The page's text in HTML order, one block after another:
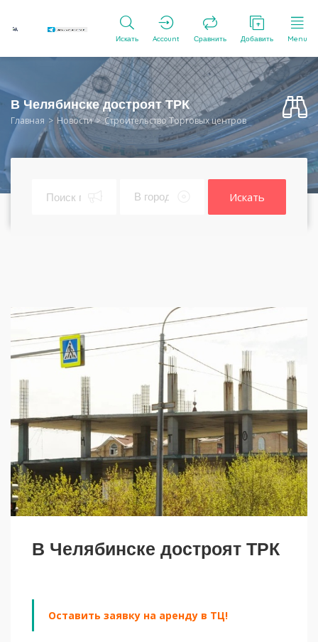
Искать Account Сравнить Добавить Menu
В Челябинске достроят ТРК
Главная Новости Строительство Торговых центров
Искать
В Челябинске достроят ТРК
Оставить заявку на аренду в ТЦ!